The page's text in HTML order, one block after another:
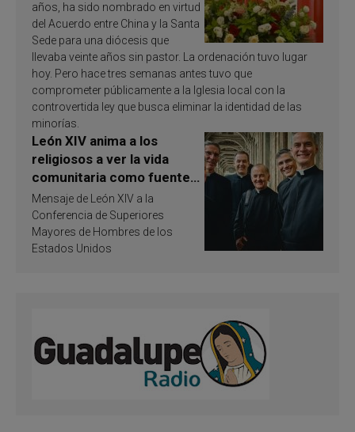
años, ha sido nombrado en virtud
del Acuerdo entre China y la Santa
Sede para una diócesis que
llevaba veinte años sin pastor. La ordenación tuvo lugar
hoy. Pero hace tres semanas antes tuvo que
comprometer públicamente a la Iglesia local con la
controvertida ley que busca eliminar la identidad de las
minorías.
León XIV anima a los
religiosos a ver la vida
comunitaria como fuente
de inspiración y
santificación
Mensaje de León XIV a la
Conferencia de Superiores
Mayores de Hombres de los
Estados Unidos